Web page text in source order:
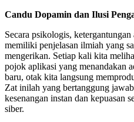
Candu Dopamin dan Ilusi
Secara psikologis,
memiliki penjelasan ilmiah yang
mengerikan. Setiap kali kita
pojok aplikasi yang menandakan
baru, otak kita langsung
Zat inilah yang bertanggung
kesenangan instan dan kepuasan
siber.